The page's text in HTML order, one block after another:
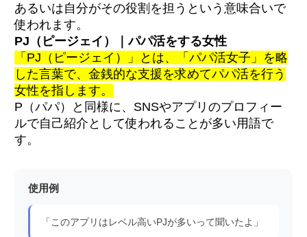
あるいは自分がその役割を担うという意味合いで
使われます。
PJ（ピージェイ）｜パパ活をする女性
「PJ（ピージェイ）」とは、「パパ活女子」を略
した言葉で、金銭的な支援を求めてパパ活を行う
女性を指します。
P（パパ）と同様に、SNSやアプリのプロフィー
ルで自己紹介として使われることが多い用語で
す。
使用例
「このアプリはレベル高いPJが多いって聞いたよ」